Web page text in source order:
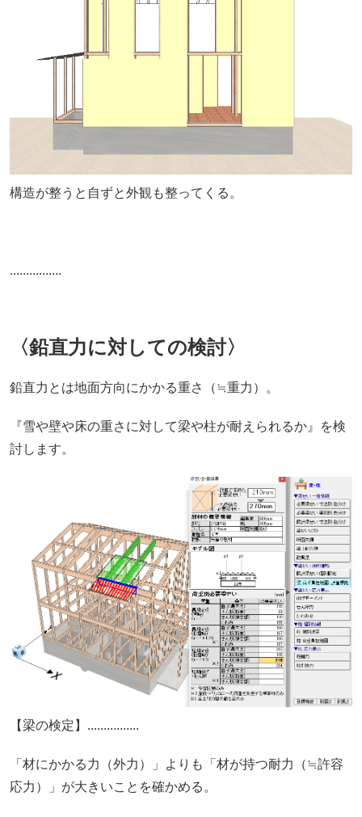
構造が整うと自ずと外観も整ってくる。
................
〈鉛直力に対しての検討〉
鉛直力とは地面方向にかかる重さ（≒重力）。
『雪や壁や床の重さに対して梁や柱が耐えられるか』を検
討します。
【梁の検定】................
「材にかかる力（外力）」よりも「材が持つ耐力（≒許容
応力）」が大きいことを確かめる。